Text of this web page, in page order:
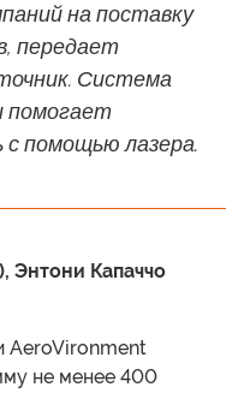
на поставку
передает
Система
помогает
помощью лазера.
Энтони Капаччо
AeroVironment
не менее 400